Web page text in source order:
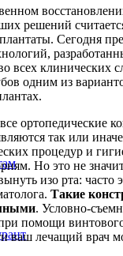
решений
Сегодня
всех клинических
одним из
ортопедические
так или
процедур и
Но это не
изо рта: часто
Такие
. Условно-
помощи
ваш лечащий врач